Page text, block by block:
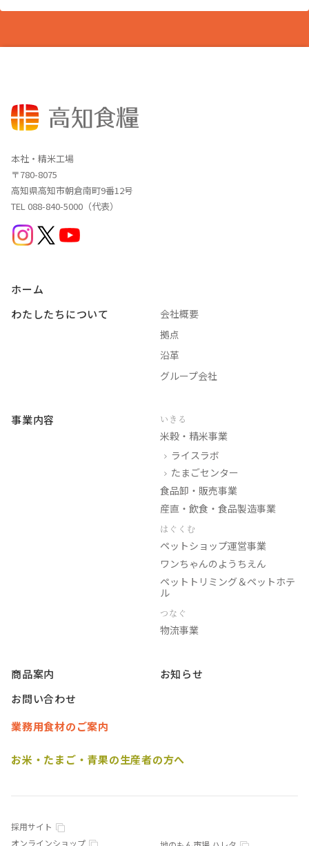
本社・精米工場
〒780-8075
高知県高知市朝倉南町9番12号
TEL 088-840-5000（代表）
ホーム
わたしたちについて
会社概要
拠点
沿革
グループ会社
事業内容 いきる
米穀・精米事業
ライスラボ
たまごセンター
食品卸・販売事業
産直・飲食・食品製造事業
はぐくむ
ペットショップ運営事業
ワンちゃんのようちえん
ペットトリミング＆ペットホテ
ル
つなぐ
物流事業
商品案内
お知らせ
お問い合わせ
業務用食材のご案内
お米・たまご・青果の生産者の方へ
採用サイト
オンラインショップ